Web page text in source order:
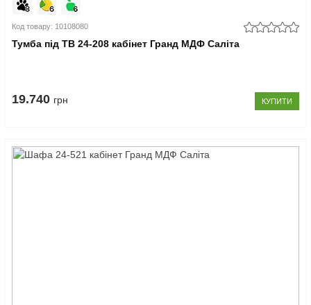
Код товару: 10108080
Тумба під ТВ 24-208 кабінет Гранд МДФ Саліта
19.740 грн КУПИТИ